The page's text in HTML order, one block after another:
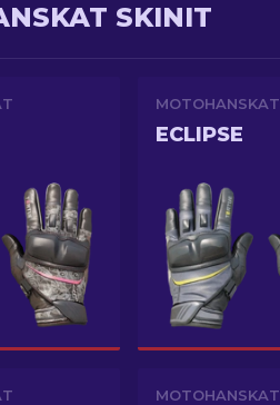
SKINIT
MOTOHANSKAT
ECLIPSE
MOTOHANSKAT